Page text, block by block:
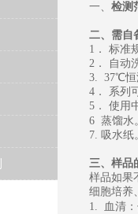
一、 检测
二、需自
1 ． 标准
2 ． 自动
3. 37℃恒
4 ． 系列
5 ． 使用
6 蒸馏水
7. 吸水纸
三、样品
样品如果
细胞培养
1.
血清